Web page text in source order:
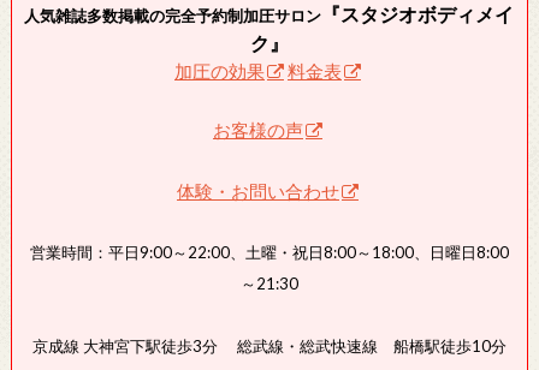
人気雑誌多数掲載の完全予約制加圧サロン 『スタジオボディメイ
ク』
加圧の効果 料金表
お客様の声
体験・お問い合わせ
営業時間：平日9:00～22:00、土曜・祝日8:00～18:00、日曜日8:00
～21:30
京成線 大神宮下駅徒歩3分 総武線・総武快速線 船橋駅徒歩10分